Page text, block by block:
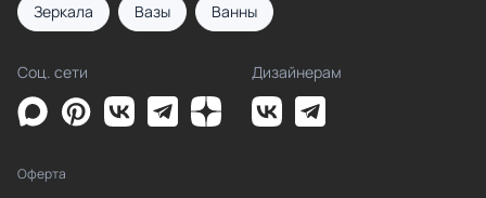
Зеркала Вазы Ванны
Соц. сети Дизайнерам
Оферта